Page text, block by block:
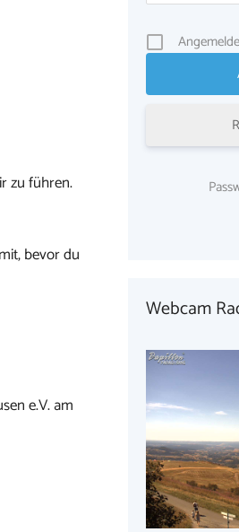
zu führen.
bevor du
e.V. am
Webcam